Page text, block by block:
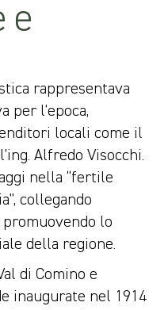
e
rappresentava
per l’epoca,
locali come il
Alfredo Visocchi.
nella “fertile
collegando
lo
della regione.
di Comino e
inaugurate nel 1914